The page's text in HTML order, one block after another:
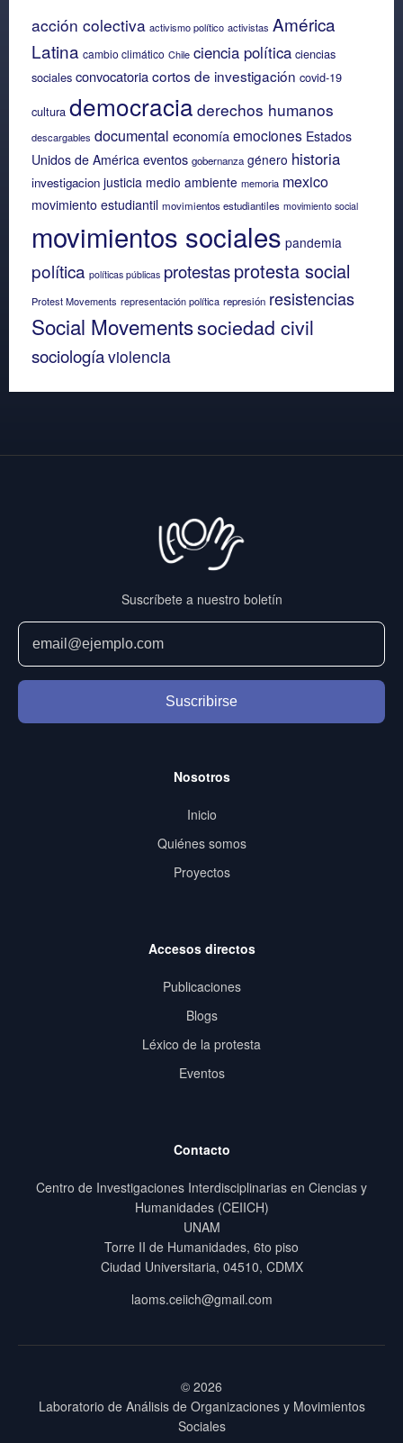
acción colectiva activismo político activistas América
Latina cambio climático Chile ciencia política ciencias
sociales convocatoriacortos de investigación covid-19
cultura democracia derechos humanos
descargables documental economíaemociones Estados
Unidos de América eventos gobernanza género historia
investigacion justicia medio ambiente memoria mexico
movimiento estudiantil movimientos estudiantiles movimiento social
movimientos sociales pandemia
política políticas públicas protestasprotesta social
Protest Movements representación política represión resistencias
Social Movementssociedad civil
sociologíaviolencia
Suscríbete a nuestro boletín
Suscribirse
Nosotros
Inicio
Quiénes somos
Proyectos
Accesos directos
Publicaciones
Blogs
Léxico de la protesta
Eventos
Contacto
Centro de Investigaciones Interdisciplinarias en Ciencias y
Humanidades (CEIICH)
UNAM
Torre II de Humanidades, 6to piso
Ciudad Universitaria, 04510, CDMX
laoms.ceiich@gmail.com
© 2026
Laboratorio de Análisis de Organizaciones y Movimientos
Sociales